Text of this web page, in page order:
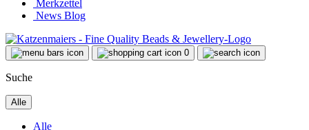
Merkzettel
News Blog
0
Suche
Alle
Alle